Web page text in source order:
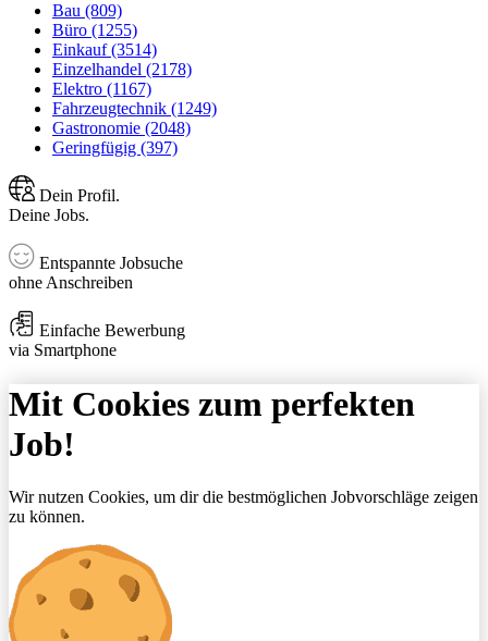
Bau (809)
Büro (1255)
Einkauf (3514)
Einzelhandel (2178)
Elektro (1167)
Fahrzeugtechnik (1249)
Gastronomie (2048)
Geringfügig (397)
Dein Profil.
Deine Jobs.
Entspannte Jobsuche
ohne Anschreiben
Einfache Bewerbung
via Smartphone
Mit Cookies zum perfekten
Job!
Wir nutzen Cookies, um dir die bestmöglichen Jobvorschläge zeigen
zu können.